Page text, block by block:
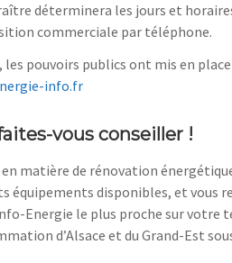
déterminera les jours et
commerciale par téléphone.
pouvoirs publics ont mis en
info.fr
vous conseiller !
matière de rénovation
équipements disponibles, et vous
Energie le plus proche sur votre
d’Alsace et du Grand-Est